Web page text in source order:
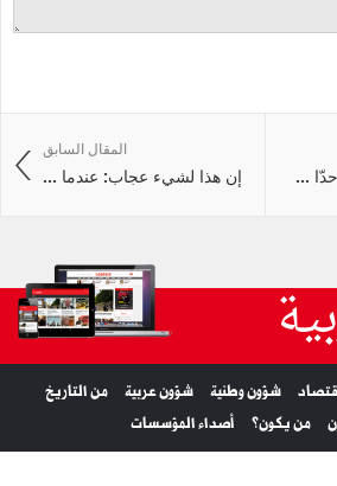
المقال السابق
إن هذا لشيء عجاب: عندما ... ...
شؤون وطنية شؤون عربية
من التاريخ
من يكون؟ أصداء المؤسسات